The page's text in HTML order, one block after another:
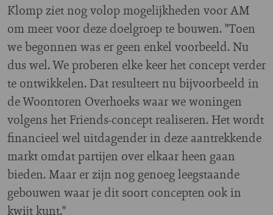
Klomp ziet nog volop mogelijkheden voor AM
om meer voor deze doelgroep te bouwen. "Toen
we begonnen was er geen enkel voorbeeld. Nu
dus wel. We proberen elke keer het concept verder
te ontwikkelen. Dat resulteert nu bijvoorbeeld in
de Woontoren Overhoeks waar we woningen
volgens het Friends-concept realiseren. Het wordt
financieel wel uitdagender in deze aantrekkende
markt omdat partijen over elkaar heen gaan
bieden. Maar er zijn nog genoeg leegstaande
gebouwen waar je dit soort concepten ook in
kwijt kunt."